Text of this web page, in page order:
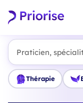
Praticien,
Thérapie